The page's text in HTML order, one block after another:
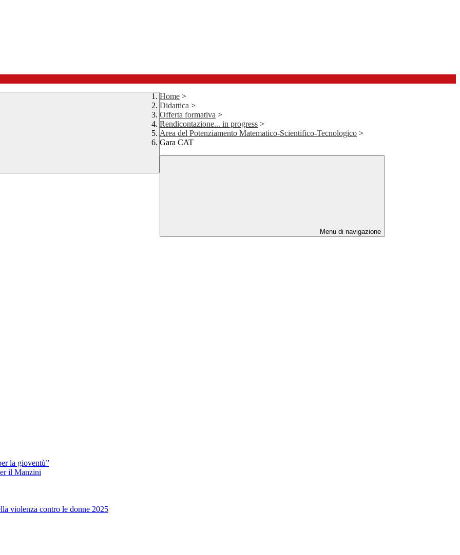
Home >
Didattica >
Offerta formativa >
Rendicontazione... in progress >
Area del Potenziamento Matematico-Scientifico-Tecnologico >
Gara CAT
Menu di navigazione
la gioventù”
il Manzini
violenza contro le donne 2025